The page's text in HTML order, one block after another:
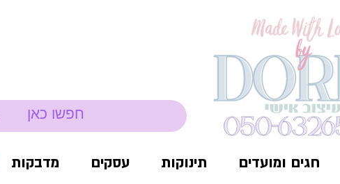
חגים ומועדים תינוקות עסקים מדבקות